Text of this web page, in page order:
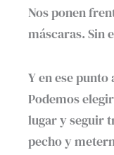
Nos ponen
máscaras. Sin
Y en ese
Podemos
lugar y seguir
pecho y